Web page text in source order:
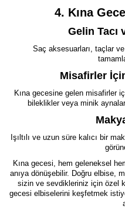
4. Kına
Gelin Tacı
Saç aksesuarları, taçlar
Misafirler
Kına gecesine gelen misafirler
bileklikler veya minik
Işıltılı ve uzun süre kalıcı bir
Kına gecesi, hem geleneksel
anıya dönüşebilir. Doğru elbise,
sizin ve sevdikleriniz için özel
gecesi elbiselerini keşfetmek